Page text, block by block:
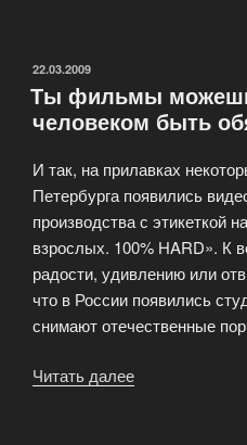
видео
клипах»
ОПУБЛИКОВАНО
22.03.2009
Ты фильмы
человеком быть
И так, на прилавках
Петербурга появились
производства с этикеткой
взрослых. 100% HARD». К
радости, удивлению или
что в России появились
снимают отечественные
Читать далее